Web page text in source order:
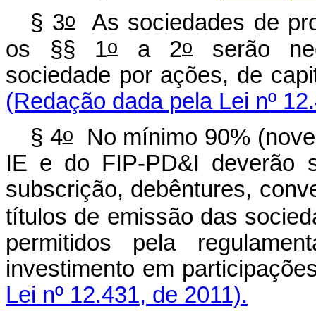
§ 3oAs sociedades de
os §§ 1o a 2o
serão
sociedade por ações,
(Redação dada pela Lei nº
§ 4oNo mínimo 90%
IE e do FIP-PD&I deverão
subscrição, debêntures,
títulos de emissão das
permitidos pela
investimento em
Lei nº 12.431, de 2011).